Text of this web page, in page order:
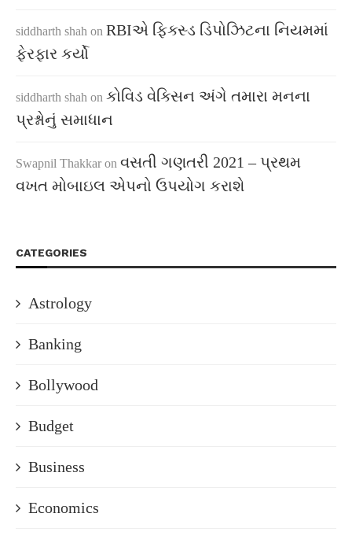
siddharth shah on RBIએ ફિક્સ્ડ ડિપોઝિટના નિયમમાં
ફેરફાર કર્યો
siddharth shah on કોવિડ વેક્સિન અંગે તમારા મનના
પ્રશ્નોનું સમાધાન
Swapnil Thakkar on વસતી ગણતરી 2021 – પ્રથમ
વખત મોબાઇલ એપનો ઉપયોગ કરાશે
CATEGORIES
Astrology
Banking
Bollywood
Budget
Business
Economics